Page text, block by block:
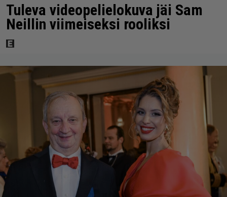
Tuleva videopelielokuva jäi Sam
Neillin viimeiseksi rooliksi